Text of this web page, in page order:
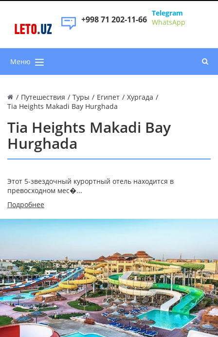
LETO.UZ
+998 71 202-11-66
Telegram
WhatsApp
Меню
/ Путешествия / Туры / Египет / Хургада /
Tia Heights Makadi Bay Hurghada
Tia Heights Makadi Bay
Hurghada
Этот 5-звездочный курортный отель находится в
превосходном мес�...
Подробнее